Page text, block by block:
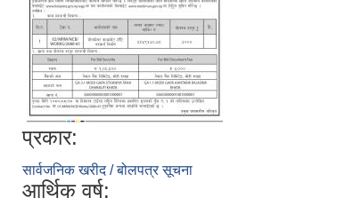
प्रकार:
सार्वजनिक खरीद / बोलपत्र सूचना
आर्थिक वर्ष: